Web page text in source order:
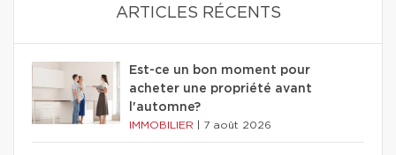
ARTICLES RÉCENTS
Est-ce un bon moment pour
acheter une propriété avant
l'automne?
IMMOBILIER 7 août 2026